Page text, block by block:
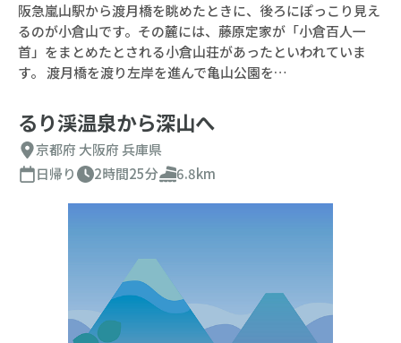
登山コース検索
阪急嵐山駅から渡月橋を眺めたときに、後ろにぽっこり見え
るのが小倉山です。その麓には、藤原定家が「小倉百人一
首」をまとめたとされる小倉山荘があったといわれていま
す。 渡月橋を渡り左岸を進んで亀山公園を…
るり渓温泉から深山へ
京都府 大阪府 兵庫県
日帰り
2時間25分 6.8km